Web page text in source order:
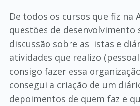
De todos os cursos que fiz na
questões de desenvolvimento
discussão sobre as listas e
atividades que realizo
consigo fazer essa
consegui a criação de um
depoimentos de quem faz e